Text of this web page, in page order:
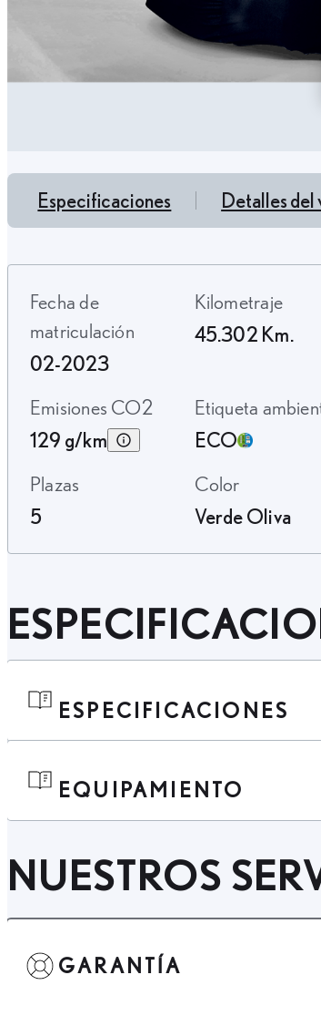
Especificaciones Detalles del
Fecha de
matriculación
02-2023
Kilometraje
45.302 Km.
Emisiones CO2
129 g/km
Etiqueta
ECO
Plazas
5
Color
Verde Oliva
ESPECIFICACIONES
EQUIPAMIENTO
NUESTROS
GARANTÍA